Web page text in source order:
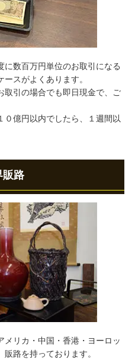
数百万円単位のお取引になる
スがよくあります。
取引の場合でも即日現金で、ご
０億円以内でしたら、１週間以
販路
リカ・中国・香港・ヨーロッ
路を持っております。